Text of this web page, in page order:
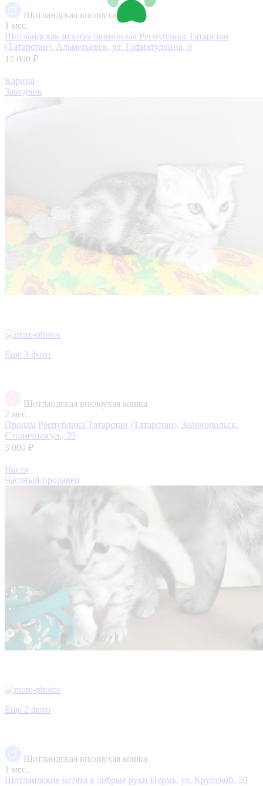
Шотландская вислоухая кошка
1 мес.
Шотландская золотая шиншилла Республика Татарстан
(Татарстан), Альметьевск, ул. Гафиатуллина, 9
17 000 ₽
Карина
Заводчик
Еще 3 фото
Шотландская вислоухая кошка
2 мес.
Продам Республика Татарстан (Татарстан), Зеленодольск,
Столичная ул., 39
3 000 ₽
Настя
Частный продавец
Еще 2 фото
Шотландская вислоухая кошка
1 мес.
Шотландские котята в добрые руки Пермь, ул. Крупской, 50